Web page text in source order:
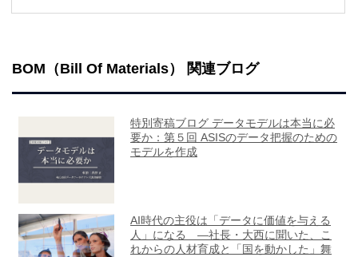
BOM（Bill Of Materials） 関連ブログ